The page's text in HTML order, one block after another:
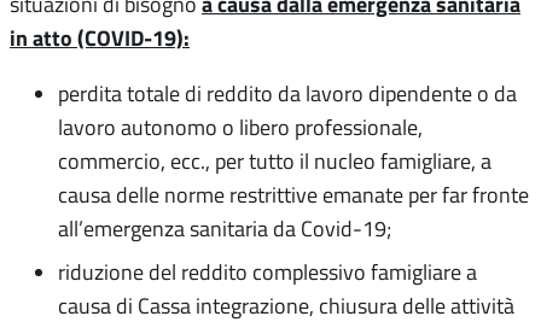
in atto (COVID-19):
perdita totale di reddito da lavoro dipendente o da
lavoro autonomo o libero professionale,
commercio, ecc., per tutto il nucleo famigliare, a
causa delle norme restrittive emanate per far fronte
all’emergenza sanitaria da Covid-19;
riduzione del reddito complessivo famigliare a
causa di Cassa integrazione, chiusura delle attività